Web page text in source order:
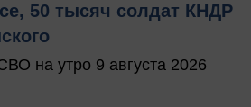
50 тысяч солдат КНДР
на утро 9 августа 2026